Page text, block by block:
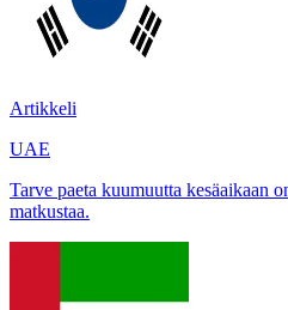
Artikkeli
UAE
Tarve paeta kuumuutta kesäaikaan
matkustaa.